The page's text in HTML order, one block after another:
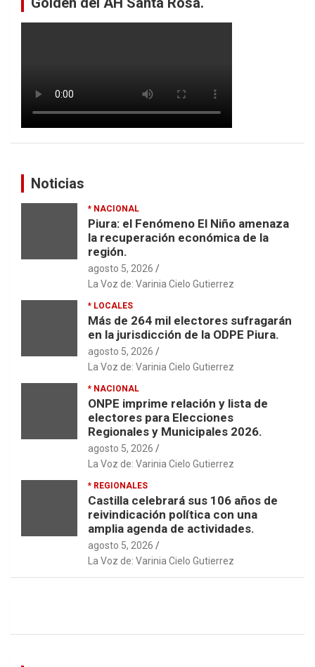
Noticias
* NACIONAL
Piura: el Fenómeno El Niño amenaza
la recuperación económica de la
región.
agosto 5, 2026
La Voz de: Varinia Cielo Gutierrez
* LOCALES
Más de 264 mil electores sufragarán
en la jurisdicción de la ODPE Piura.
agosto 5, 2026
La Voz de: Varinia Cielo Gutierrez
* NACIONAL
ONPE imprime relación y lista de
electores para Elecciones
Regionales y Municipales 2026.
agosto 5, 2026
La Voz de: Varinia Cielo Gutierrez
* REGIONALES
Castilla celebrará sus 106 años de
reivindicación política con una
amplia agenda de actividades.
agosto 5, 2026
La Voz de: Varinia Cielo Gutierrez